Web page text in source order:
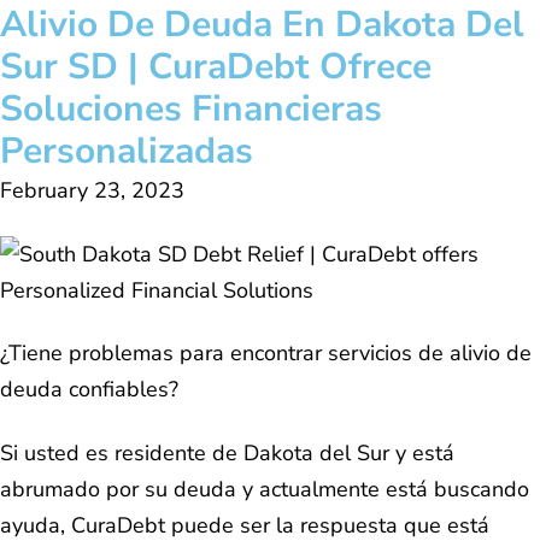
Alivio De Deuda En Dakota Del
Sur SD | CuraDebt Ofrece
Soluciones Financieras
Personalizadas
February 23, 2023
¿Tiene problemas para encontrar servicios de alivio de
deuda confiables?
Si usted es residente de Dakota del Sur y está
abrumado por su deuda y actualmente está buscando
ayuda, CuraDebt puede ser la respuesta que está